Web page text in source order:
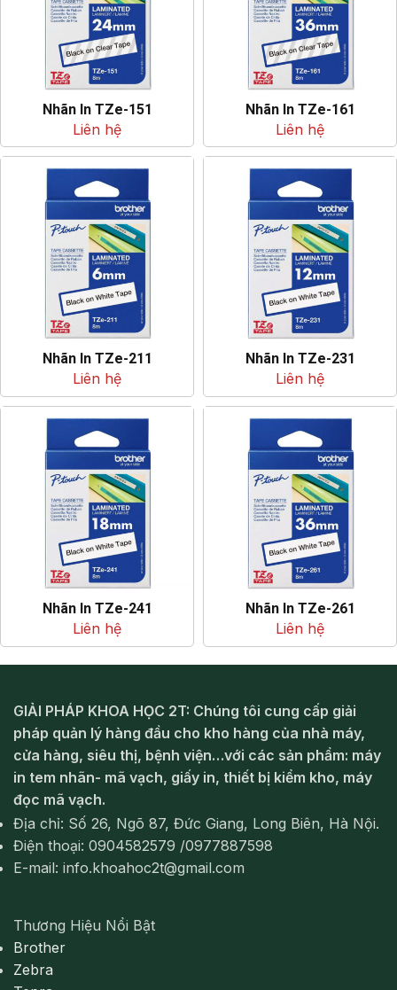
Nhãn In TZe-151
Liên hệ
Nhãn In TZe-161
Liên hệ
Nhãn In TZe-211
Liên hệ
Nhãn In TZe-231
Liên hệ
Nhãn In TZe-241
Liên hệ
Nhãn In TZe-261
Liên hệ
GIẢI PHÁP KHOA HỌC 2T: Chúng tôi cung cấp giải
pháp quản lý hàng đầu cho kho hàng của nhà máy,
cửa hàng, siêu thị, bệnh viện…với các sản phẩm: máy
in tem nhãn- mã vạch, giấy in, thiết bị kiểm kho, máy
đọc mã vạch.
Địa chỉ: Số 26, Ngõ 87, Đức Giang, Long Biên, Hà Nội.
Điện thoại: 0904582579 /0977887598
E-mail: info.khoahoc2t@gmail.com
Thương Hiệu Nổi Bật
Brother
Zebra